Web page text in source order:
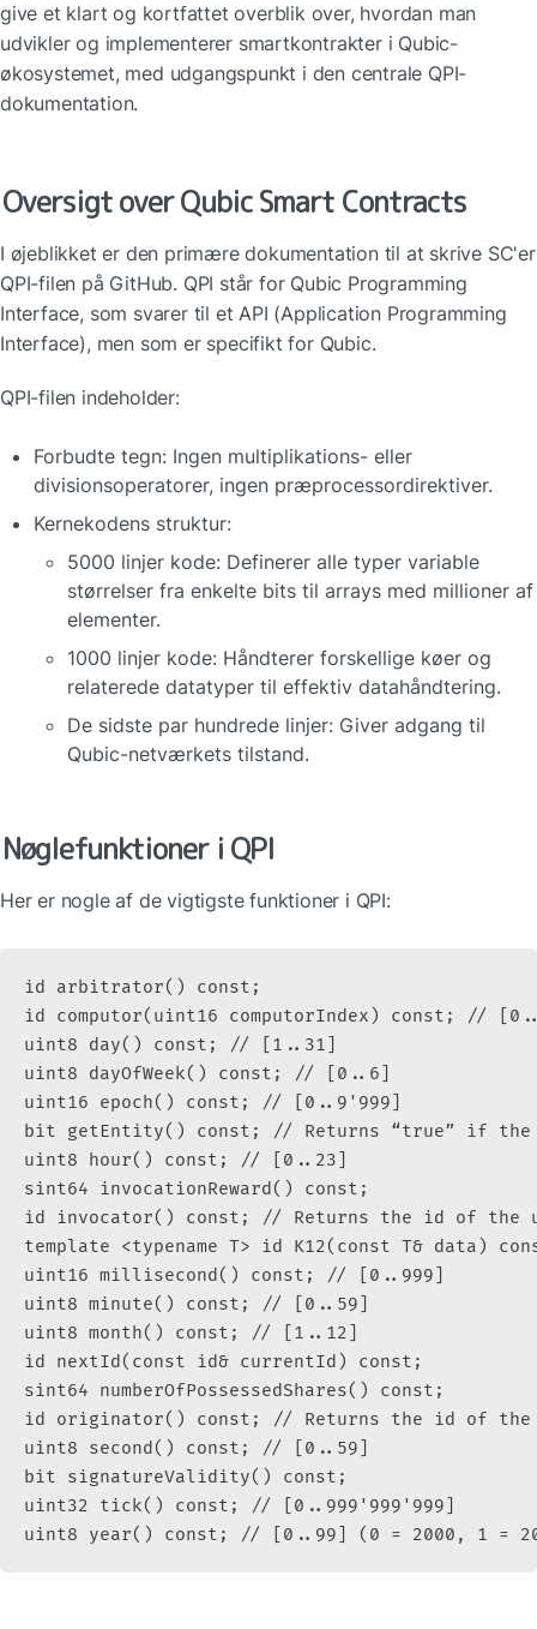
give et klart og kortfattet overblik over, hvordan man
udvikler og implementerer smartkontrakter i Qubic-
økosystemet, med udgangspunkt i den centrale QPI-
dokumentation.
Oversigt over Qubic Smart Contracts
I øjeblikket er den primære dokumentation til at skrive SC'er
QPI-filen på GitHub. QPI står for Qubic Programming
Interface, som svarer til et API (Application Programming
Interface), men som er specifikt for Qubic.
QPI-filen indeholder:
Forbudte tegn: Ingen multiplikations- eller
divisionsoperatorer, ingen præprocessordirektiver.
Kernekodens struktur:
5000 linjer kode: Definerer alle typer variable
størrelser fra enkelte bits til arrays med millioner af
elementer.
1000 linjer kode: Håndterer forskellige køer og
relaterede datatyper til effektiv datahåndtering.
De sidste par hundrede linjer: Giver adgang til
Qubic-netværkets tilstand.
Nøglefunktioner i QPI
Her er nogle af de vigtigste funktioner i QPI:
id arbitrator() const;
id computor(uint16 computorIndex) const; //
uint8 day() const; // [1..31]
uint8 dayOfWeek() const; // [0..6]
uint16 epoch() const; // [0..9'999]
bit getEntity() const; // Returns “true” if the
uint8 hour() const; // [0..23]
sint64 invocationReward() const;
id invocator() const; // Returns the id of the
template <typename T> id K12(const T& data)
uint16 millisecond() const; // [0..999]
uint8 minute() const; // [0..59]
uint8 month() const; // [1..12]
id nextId(const id& currentId) const;
sint64 numberOfPossessedShares() const;
id originator() const; // Returns the id of the
uint8 second() const; // [0..59]
bit signatureValidity() const;
uint32 tick() const; // [0..999'999'999]
uint8 year() const; // [0..99] (0 = 2000, 1 =